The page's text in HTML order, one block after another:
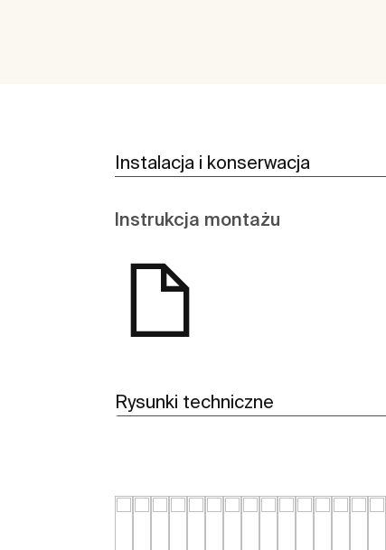
Instalacja i konserwacja
Instrukcja montażu
Rysunki techniczne